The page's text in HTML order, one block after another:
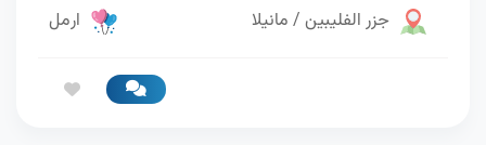
جزر الفليبين / مانيلا ارمل